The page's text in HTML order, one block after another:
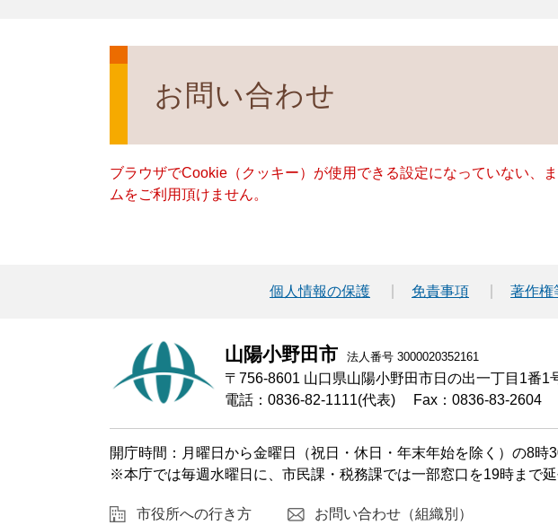
お問い合わせ
ブラウザでCookie（クッキー）が使用できる設定になっていない、
ムをご利用頂けません。
個人情報の保護 免責事項 著作権
山陽小野田市 法人番号 3000020352161
〒756-8601 山口県山陽小野田市日の出一丁目1番1
電話：0836-82-1111(代表)
Fax：0836-83-2604
開庁時間：月曜日から金曜日（祝日・休日・年末年始を除く）の8時
※本庁では毎週水曜日に、市民課・税務課では一部窓口を19時まで延
市役所への行き方 お問い合わせ（組織別）